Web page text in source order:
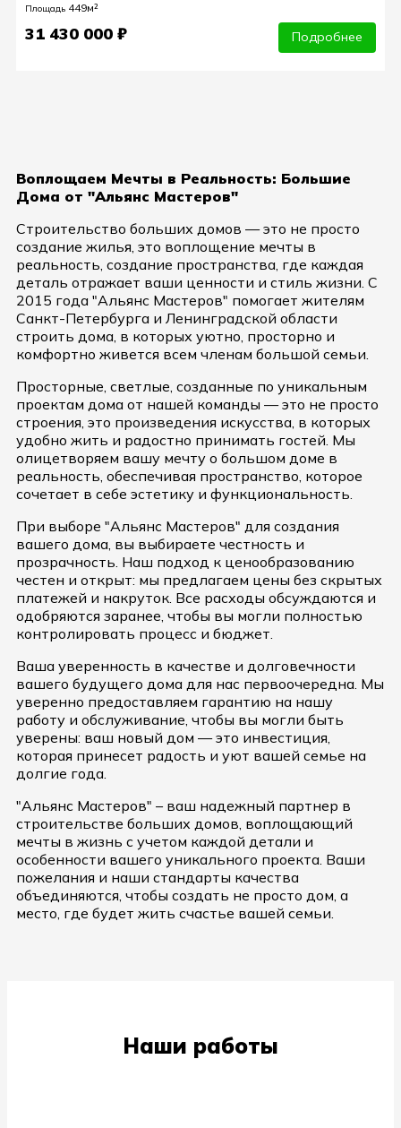
Площадь 449м²
31 430 000 ₽ Подробнее
Воплощаем Мечты в Реальность: Большие
Дома от "Альянс Мастеров"
Строительство больших домов — это не просто
создание жилья, это воплощение мечты в
реальность, создание пространства, где каждая
деталь отражает ваши ценности и стиль жизни. С
2015 года "Альянс Мастеров" помогает жителям
Санкт-Петербурга и Ленинградской области
строить дома, в которых уютно, просторно и
комфортно живется всем членам большой семьи.
Просторные, светлые, созданные по уникальным
проектам дома от нашей команды — это не просто
строения, это произведения искусства, в которых
удобно жить и радостно принимать гостей. Мы
олицетворяем вашу мечту о большом доме в
реальность, обеспечивая пространство, которое
сочетает в себе эстетику и функциональность.
При выборе "Альянс Мастеров" для создания
вашего дома, вы выбираете честность и
прозрачность. Наш подход к ценообразованию
честен и открыт: мы предлагаем цены без скрытых
платежей и накруток. Все расходы обсуждаются и
одобряются заранее, чтобы вы могли полностью
контролировать процесс и бюджет.
Ваша уверенность в качестве и долговечности
вашего будущего дома для нас первоочередна. Мы
уверенно предоставляем гарантию на нашу
работу и обслуживание, чтобы вы могли быть
уверены: ваш новый дом — это инвестиция,
которая принесет радость и уют вашей семье на
долгие года.
"Альянс Мастеров" – ваш надежный партнер в
строительстве больших домов, воплощающий
мечты в жизнь с учетом каждой детали и
особенности вашего уникального проекта. Ваши
пожелания и наши стандарты качества
объединяются, чтобы создать не просто дом, а
место, где будет жить счастье вашей семьи.
Наши работы